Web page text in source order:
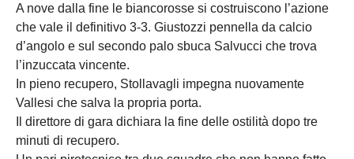
A nove dalla fine le biancorosse si costruiscono l’azione
che vale il definitivo 3-3. Giustozzi pennella da calcio
d’angolo e sul secondo palo sbuca Salvucci che trova
l’inzuccata vincente.
In pieno recupero, Stollavagli impegna nuovamente
Vallesi che salva la propria porta.
Il direttore di gara dichiara la fine delle ostilità dopo tre
minuti di recupero.